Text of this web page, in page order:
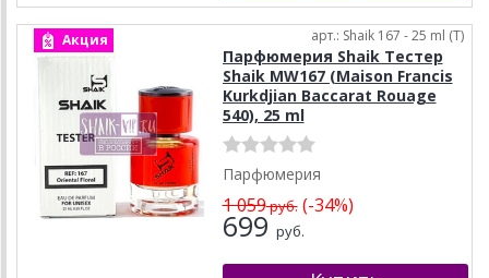
Акция арт.: Shaik 167 - 25 ml (T)
Парфюмерия Shaik Тестер
Shaik MW167 (Maison Francis
Kurkdjian Baccarat Rouage
540), 25 ml
Парфюмерия
1 059руб.(-34%)
699 руб.